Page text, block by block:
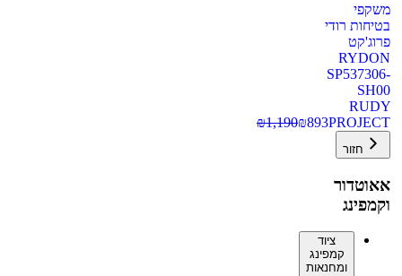
משקפי
בטיחות רודי
פרוג'קט
RYDON
SP537306-
SH00
RUDY
PROJECT
₪893
₪1,190
חזור
אאוטדור
וקמפינג
ציוד
קמפינג
ומחנאות